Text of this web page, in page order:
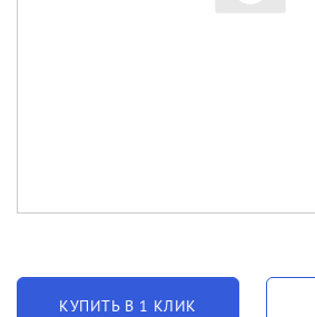
КУПИТЬ В 1 КЛИК